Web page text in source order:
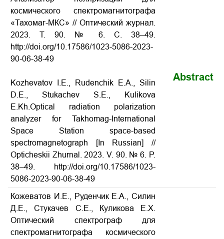
космического спектромагнитографа
«Тахомаг-МКС» // Оптический журнал.
2023. Т. 90. № 6. С. 38–49.
http://doi.org/10.17586/1023-5086-2023-
90-06-38-49
Kozhevatov I.E., Rudenchik E.A., Silin
D.E., Stukachev S.E., Kulikova
E.Kh.Optical radiation polarization
analyzer for Takhomag-International
Space Station space-based
spectromagnetograph [In Russian] //
Opticheskii Zhurnal. 2023. V. 90. № 6. P.
38–49. http://doi.org/10.17586/1023-
5086-2023-90-06-38-49
Abstract
Кожеватов И.Е., Руденчик Е.А., Силин
Д.Е., Стукачев С.Е., Куликова Е.Х.
Оптический спектрограф для
спектромагнитографа космического